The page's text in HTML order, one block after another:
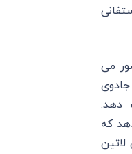
می
دهد.
که